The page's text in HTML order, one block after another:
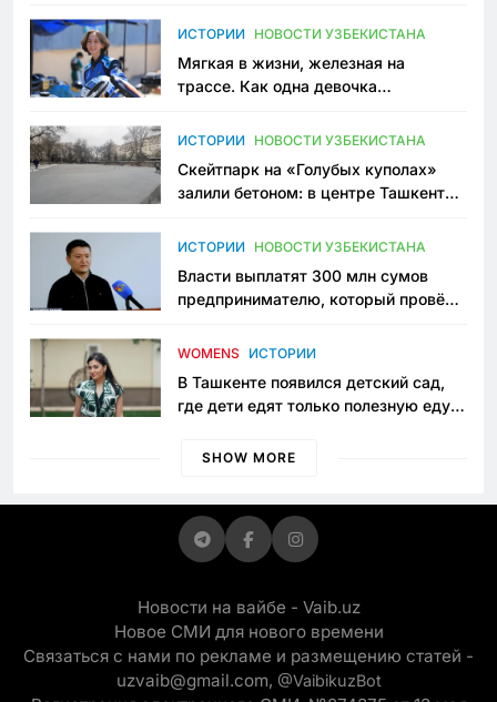
ИСТОРИИ НОВОСТИ УЗБЕКИСТАНА
Мягкая в жизни, железная на
трассе. Как одна девочка
Узбекистане
ИСТОРИИ НОВОСТИ УЗБЕКИСТАНА
Скейтпарк на «Голубых куполах»
залили бетоном: в центре Ташкента
пространство
ИСТОРИИ НОВОСТИ УЗБЕКИСТАНА
Власти выплатят 300 млн сумов
предпринимателю, который провёл
приговору
WOMENS ИСТОРИИ
В Ташкенте появился детский сад,
где дети едят только полезную еду.
просить «кашу без сахара»
SHOW MORE
Новости на вайбе - Vaib.uz
Новое СМИ для нового времени
Связаться с нами по рекламе и размещению статей -
uzvaib@gmail.com, @VaibikuzBot